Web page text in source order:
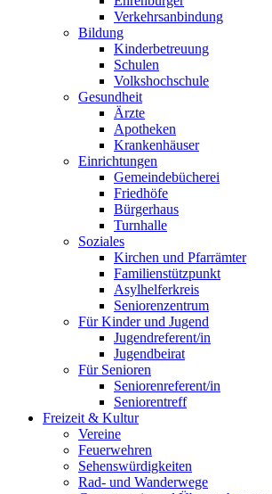
Verkehrsanbindung
Bildung
Kinderbetreuung
Schulen
Volkshochschule
Gesundheit
Ärzte
Apotheken
Krankenhäuser
Einrichtungen
Gemeindebücherei
Friedhöfe
Bürgerhaus
Turnhalle
Soziales
Kirchen und Pfarrämter
Familienstützpunkt
Asylhelferkreis
Seniorenzentrum
Für Kinder und Jugend
Jugendreferent/in
Jugendbeirat
Für Senioren
Seniorenreferent/in
Seniorentreff
Freizeit & Kultur
Vereine
Feuerwehren
Sehenswürdigkeiten
Rad- und Wanderwege